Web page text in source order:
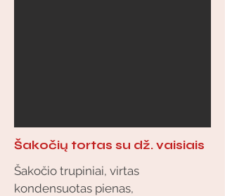
Šakočių tortas su dž. vaisiais
Šakočio trupiniai, virtas
kondensuotas pienas,